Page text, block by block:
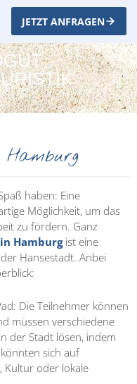
JETZT ANFRAGEN
haben: Eine
Möglichkeit, um das
zu fördern. Ganz
Hamburgist eine
Hansestadt. Anbei
Die Teilnehmer können
müssen verschiedene
der Stadt lösen, indem
sich auf
Kultur oder lokale